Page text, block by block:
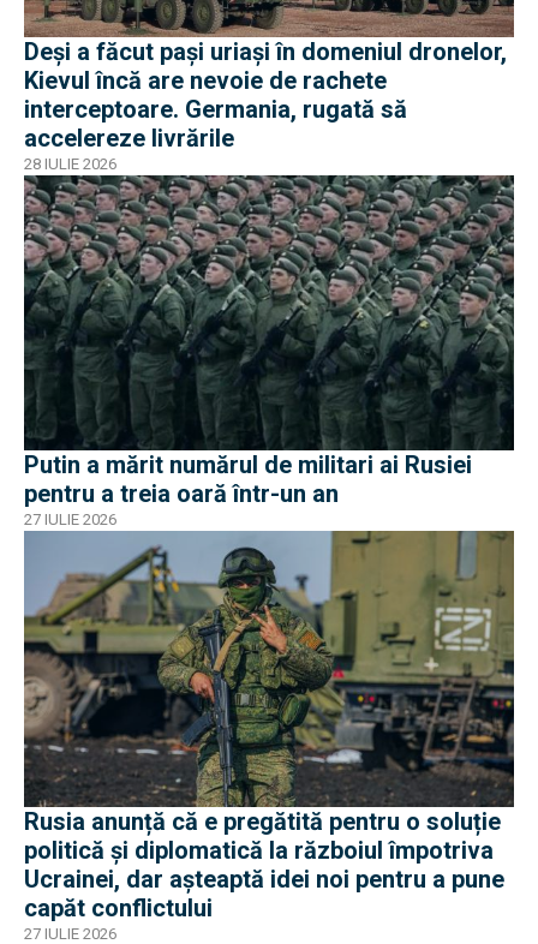
Deși a făcut pași uriași în domeniul dronelor,
Kievul încă are nevoie de rachete
interceptoare. Germania, rugată să
accelereze livrările
28 IULIE 2026
Putin a mărit numărul de militari ai Rusiei
pentru a treia oară într-un an
27 IULIE 2026
Rusia anunță că e pregătită pentru o soluție
politică și diplomatică la războiul împotriva
Ucrainei, dar așteaptă idei noi pentru a pune
capăt conflictului
27 IULIE 2026